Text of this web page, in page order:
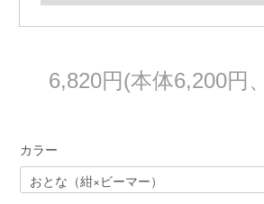
6,820円(本体6,200円
カラー